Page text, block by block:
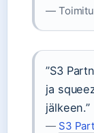
—
”S3
ja
jälkeen.”
— S3